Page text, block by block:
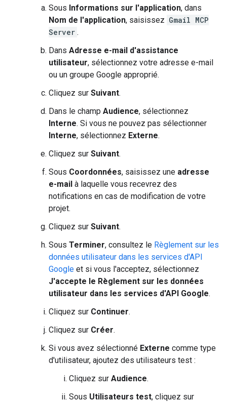
Sous Informations sur l'application, dans
Nom de l'application, saisissez Gmail MCP
Server .
Dans Adresse e-mail d'assistance
utilisateur, sélectionnez votre adresse e-mail
ou un groupe Google approprié.
Cliquez sur Suivant.
Dans le champ Audience, sélectionnez
Interne. Si vous ne pouvez pas sélectionner
Interne, sélectionnez Externe.
Cliquez sur Suivant.
Sous Coordonnées, saisissez une adresse
e-mail à laquelle vous recevrez des
notifications en cas de modification de votre
projet.
Cliquez sur Suivant.
Sous Terminer, consultez le Règlement sur les
données utilisateur dans les services d'API
Google et si vous l'acceptez, sélectionnez
J'accepte le Règlement sur les données
utilisateur dans les services d'API Google.
Cliquez sur Continuer.
Cliquez sur Créer.
Si vous avez sélectionné Externe comme type
d'utilisateur, ajoutez des utilisateurs test :
Cliquez sur Audience.
Sous Utilisateurs test, cliquez sur